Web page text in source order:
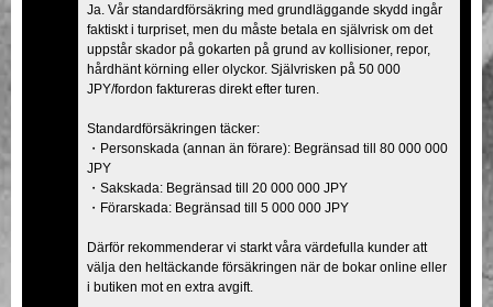
Ja. Vår standardförsäkring med grundläggande skydd ingår
faktiskt i turpriset, men du måste betala en självrisk om det
uppstår skador på gokarten på grund av kollisioner, repor,
hårdhänt körning eller olyckor. Självrisken på 50 000
JPY/fordon faktureras direkt efter turen.
Standardförsäkringen täcker:
・Personskada (annan än förare): Begränsad till 80 000 000
JPY
・Sakskada: Begränsad till 20 000 000 JPY
・Förarskada: Begränsad till 5 000 000 JPY
Därför rekommenderar vi starkt våra värdefulla kunder att
välja den heltäckande försäkringen när de bokar online eller
i butiken mot en extra avgift.